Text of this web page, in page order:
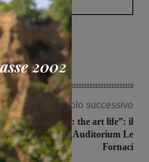
Articolo successivo
“David Lynch: the art life”: il
documentario all’Auditorium Le
Fornaci